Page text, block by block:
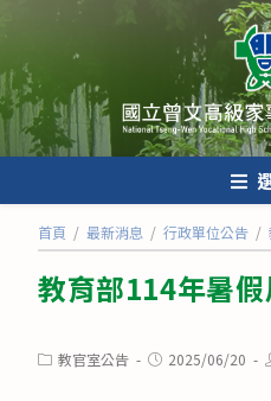
轉
至
主
要
內
首頁 / 最新消息 / 行政單位公告 /
教育部114年暑
Post教官室公告
Post2025/06/20